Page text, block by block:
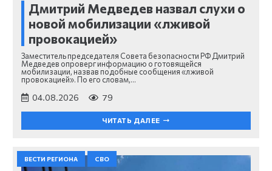
Дмитрий Медведев назвал слухи о
новой мобилизации «лживой
провокацией»
Заместитель председателя Совета безопасности РФ Дмитрий
Медведев опроверг информацию о готовящейся
мобилизации, назвав подобные сообщения «лживой
провокацией». По его словам,…
04.08.2026 79
ЧИТАТЬ ДАЛЕЕ
ВЕСТИ РЕГИОНА СВО